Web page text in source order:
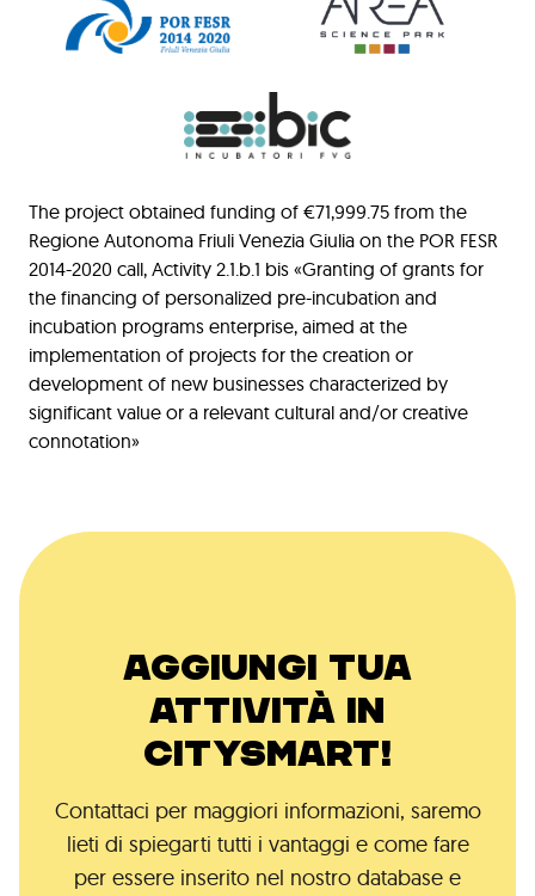
The project obtained funding of €71,999.75 from the
Regione Autonoma Friuli Venezia Giulia on the POR FESR
2014-2020 call, Activity 2.1.b.1 bis «Granting of grants for
the financing of personalized pre-incubation and
incubation programs enterprise, aimed at the
implementation of projects for the creation or
development of new businesses characterized by
significant value or a relevant cultural and/or creative
connotation»
AGGIUNGI TUA
ATTIVITÀ IN
CITYSMART!
Contattaci per maggiori informazioni, saremo
lieti di spiegarti tutti i vantaggi e come fare
per essere inserito nel nostro database e